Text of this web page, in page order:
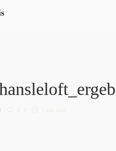
0 1 min read